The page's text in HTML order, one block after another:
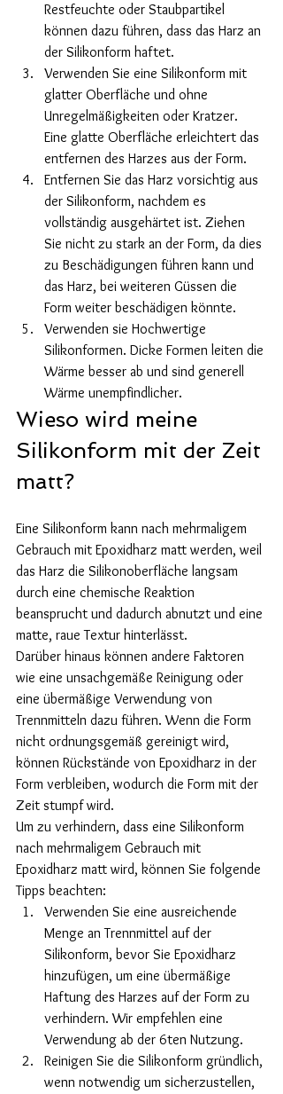
Restfeuchte oder Staubpartikel
können dazu führen, dass das Harz an
der Silikonform haftet.
Verwenden Sie eine Silikonform mit
glatter Oberfläche und ohne
Unregelmäßigkeiten oder Kratzer.
Eine glatte Oberfläche erleichtert das
entfernen des Harzes aus der Form.
Entfernen Sie das Harz vorsichtig aus
der Silikonform, nachdem es
vollständig ausgehärtet ist. Ziehen
Sie nicht zu stark an der Form, da dies
zu Beschädigungen führen kann und
das Harz, bei weiteren Güssen die
Form weiter beschädigen könnte.
Verwenden sie Hochwertige
Silikonformen. Dicke Formen leiten die
Wärme besser ab und sind generell
Wärme unempfindlicher.
Wieso wird meine
Silikonform mit der Zeit
matt?
Eine Silikonform kann nach mehrmaligem
Gebrauch mit Epoxidharz matt werden, weil
das Harz die Silikonoberfläche langsam
durch eine chemische Reaktion
beansprucht und dadurch abnutzt und eine
matte, raue Textur hinterlässt.
Darüber hinaus können andere Faktoren
wie eine unsachgemäße Reinigung oder
eine übermäßige Verwendung von
Trennmitteln dazu führen. Wenn die Form
nicht ordnungsgemäß gereinigt wird,
können Rückstände von Epoxidharz in der
Form verbleiben, wodurch die Form mit der
Zeit stumpf wird.
Um zu verhindern, dass eine Silikonform
nach mehrmaligem Gebrauch mit
Epoxidharz matt wird, können Sie folgende
Tipps beachten:
Verwenden Sie eine ausreichende
Menge an Trennmittel auf der
Silikonform, bevor Sie Epoxidharz
hinzufügen, um eine übermäßige
Haftung des Harzes auf der Form zu
verhindern. Wir empfehlen eine
Verwendung ab der 6ten Nutzung.
Reinigen Sie die Silikonform gründlich,
wenn notwendig um sicherzustellen,